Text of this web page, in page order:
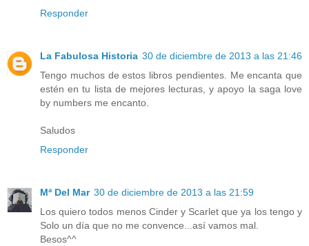
Responder
La Fabulosa Historia 30 de diciembre de 2013 a las 21:46
Tengo muchos de estos libros pendientes. Me encanta que
estén en tu lista de mejores lecturas, y apoyo la saga love
by numbers me encanto.
Saludos
Responder
Mª Del Mar 30 de diciembre de 2013 a las 21:59
Los quiero todos menos Cinder y Scarlet que ya los tengo y
Solo un día que no me convence...así vamos mal.
Besos^^